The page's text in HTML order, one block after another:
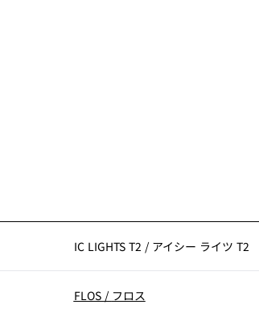
IC LIGHTS T2 / アイシー ライツ T2
FLOS / フロス